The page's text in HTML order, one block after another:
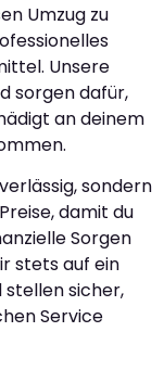
Umzug zu
Unsere
sorgen dafür,
an deinem
sondern
damit du
Sorgen
stets auf ein
sicher,
Service